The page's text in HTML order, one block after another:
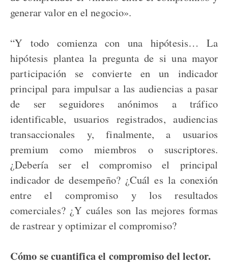
generar valor en el negocio».
“Y todo comienza con una hipótesis… La
hipótesis plantea la pregunta de si una mayor
participación se convierte en un indicador
principal para impulsar a las audiencias a pasar
de ser seguidores anónimos a tráfico
identificable, usuarios registrados, audiencias
transaccionales y, finalmente, a usuarios
premium como miembros o suscriptores.
¿Debería ser el compromiso el principal
indicador de desempeño? ¿Cuál es la conexión
entre el compromiso y los resultados
comerciales? ¿Y cuáles son las mejores formas
de rastrear y optimizar el compromiso?
Cómo se cuantifica el compromiso del lector.